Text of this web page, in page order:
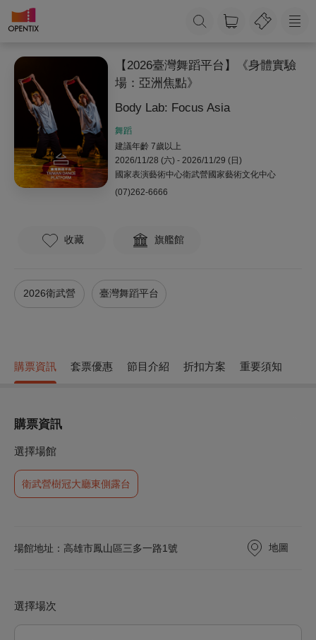
【2026臺灣舞蹈平台】《身體實驗
場：亞洲焦點》
Body Lab: Focus Asia
舞蹈
建議年齡 7歲以上
2026/11/28 (六) - 2026/11/29 (日)
國家表演藝術中心衛武營國家藝術文化中心
(07)262-6666
收藏 旗艦館
2026衛武營 臺灣舞蹈平台
購票資訊 套票優惠 節目介紹 折扣方案 重要須知
購票資訊
選擇場館
衛武營樹冠大廳東側露台
場館地址：高雄市鳳山區三多一路1號 地圖
選擇場次